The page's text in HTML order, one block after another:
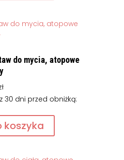
do mycia, atopowe
Aktualna
cena
215,00 zł.
30 dni przed obniżką:
koszyka